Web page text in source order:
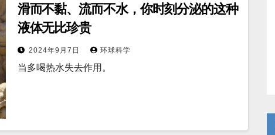
滑而不黏、流而不水，你时刻分泌的这种
液体无比珍贵
2024年9月7日 环球科学
当多喝热水失去作用。